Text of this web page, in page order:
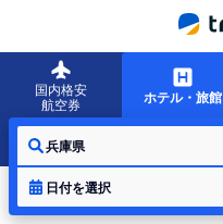
国内格安
航空券
ホテル・旅館
兵庫県
日付を選択